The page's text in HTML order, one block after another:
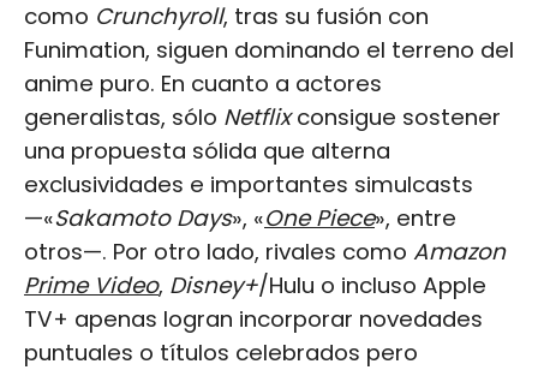
como Crunchyroll, tras su fusión con
Funimation, siguen dominando el terreno del
anime puro. En cuanto a actores
generalistas, sólo Netflixconsigue sostener
una propuesta sólida que alterna
exclusividades e importantes simulcasts
—«Sakamoto Days», «One Piece», entre
otros—. Por otro lado, rivales como Amazon
Prime Video, Disney+/Hulu o incluso Apple
TV+ apenas logran incorporar novedades
puntuales o títulos celebrados pero